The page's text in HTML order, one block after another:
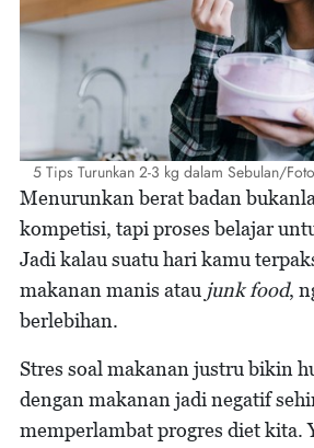
5 Tips Turunkan 2-3 kg dalam Sebulan/
Menurunkan berat badan
kompetisi, tapi proses belajar
Jadi kalau suatu hari kamu
makanan manis atau junk food,
berlebihan.
Stres soal makanan justru bikin
dengan makanan jadi negatif
memperlambat progres diet kita.